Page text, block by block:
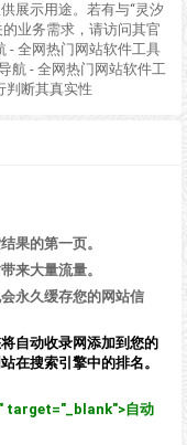
展示用途。若有与“灵汐
业务需求，请访问其官
- 全网热门网站软件工具
航 - 全网热门网站软件工
判断其真实性
果的第一页。
来大量流量。
永久缓存您的网站信
自动收录网添加到您的
在搜索引擎中的排名。
自动